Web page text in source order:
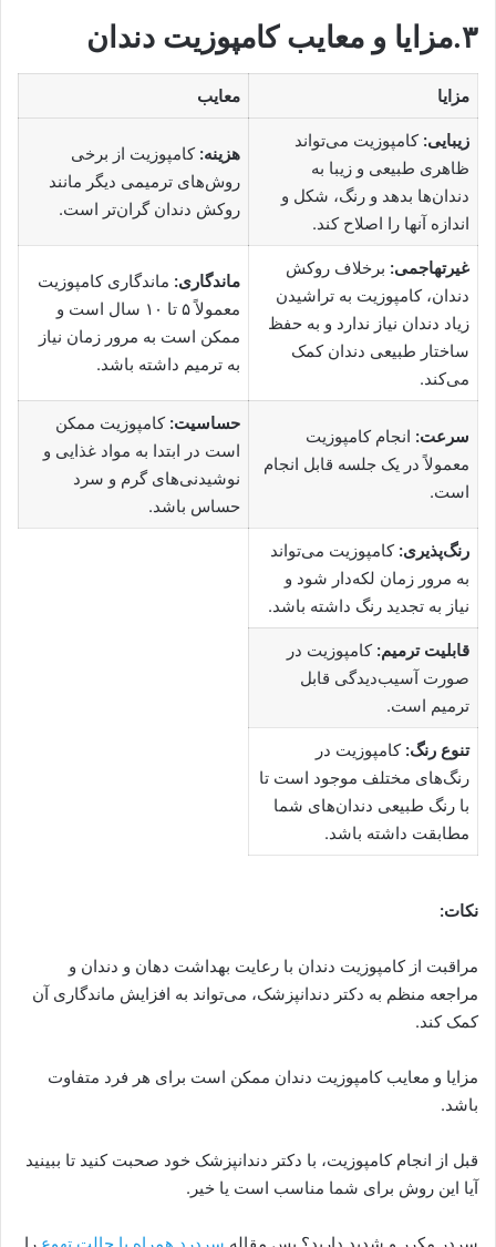
۳.مزایا و معایب کامپوزیت دندان
مزایا معایب
زیبایی: کامپوزیت می‌تواند
ظاهری طبیعی و زیبا به
دندان‌ها بدهد و رنگ، شکل و
اندازه آنها را اصلاح کند.
هزینه: کامپوزیت از برخی
روش‌های ترمیمی دیگر مانند
روکش دندان گران‌تر است.
غیرتهاجمی: برخلاف روکش
دندان، کامپوزیت به تراشیدن
زیاد دندان نیاز ندارد و به حفظ
ساختار طبیعی دندان کمک
می‌کند.
ماندگاری: ماندگاری کامپوزیت
معمولاً ۵ تا ۱۰ سال است و
ممکن است به مرور زمان نیاز
به ترمیم داشته باشد.
سرعت: انجام کامپوزیت
معمولاً در یک جلسه قابل انجام
است.
حساسیت: کامپوزیت ممکن
است در ابتدا به مواد غذایی و
نوشیدنی‌های گرم و سرد
حساس باشد.
رنگ‌پذیری: کامپوزیت می‌تواند
به مرور زمان لکه‌دار شود و
نیاز به تجدید رنگ داشته باشد.
قابلیت ترمیم: کامپوزیت در
صورت آسیب‌دیدگی قابل
ترمیم است.
تنوع رنگ: کامپوزیت در
رنگ‌های مختلف موجود است تا
با رنگ طبیعی دندان‌های شما
مطابقت داشته باشد.
نکات:
مراقبت از کامپوزیت دندان با رعایت بهداشت دهان و دندان و
مراجعه منظم به دکتر دندانپزشک، می‌تواند به افزایش ماندگاری آن
کمک کند.
مزایا و معایب کامپوزیت دندان ممکن است برای هر فرد متفاوت
باشد.
قبل از انجام کامپوزیت، با دکتر دندانپزشک خود صحبت کنید تا ببینید
آیا این روش برای شما مناسب است یا خیر.